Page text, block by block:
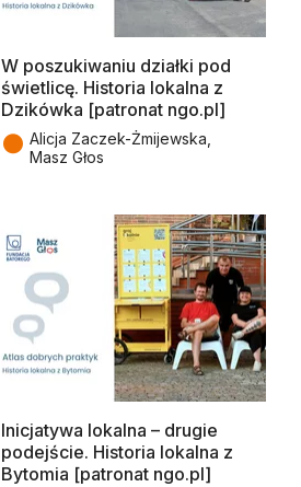
W poszukiwaniu działki pod
świetlicę. Historia lokalna z
Dzikówka [patronat ngo.pl]
● Alicja Zaczek-Żmijewska,
Masz Głos
Inicjatywa lokalna – drugie
podejście. Historia lokalna z
Bytomia [patronat ngo.pl]